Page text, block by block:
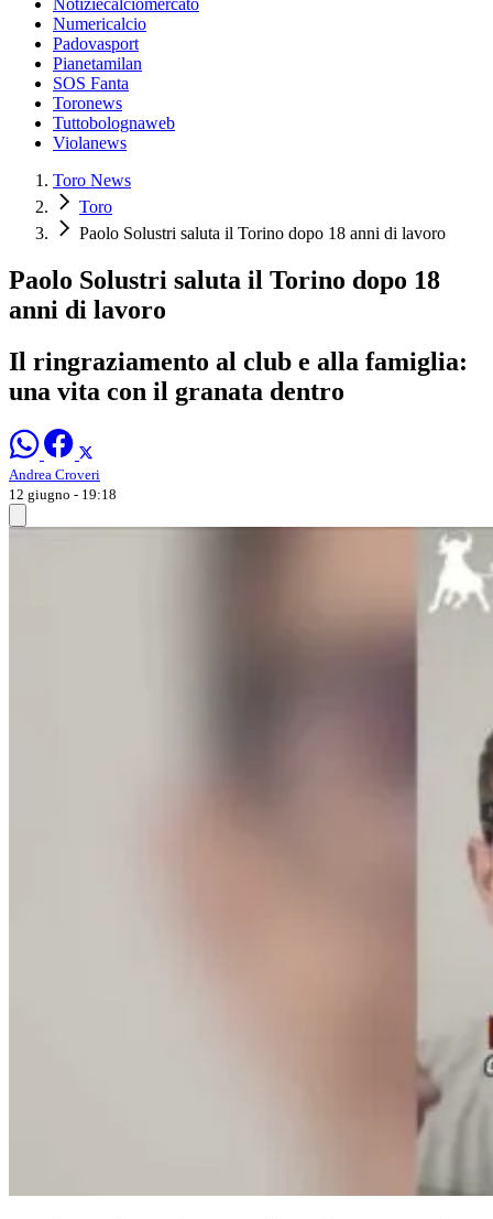
Notiziecalciomercato
Numericalcio
Padovasport
Pianetamilan
SOS Fanta
Toronews
Tuttobolognaweb
Violanews
Toro News
Toro
Paolo Solustri saluta il Torino dopo 18 anni di lavoro
Paolo Solustri saluta il Torino dopo 18
anni di lavoro
Il ringraziamento al club e alla famiglia:
una vita con il granata dentro
Andrea Croveri
12 giugno - 19:18